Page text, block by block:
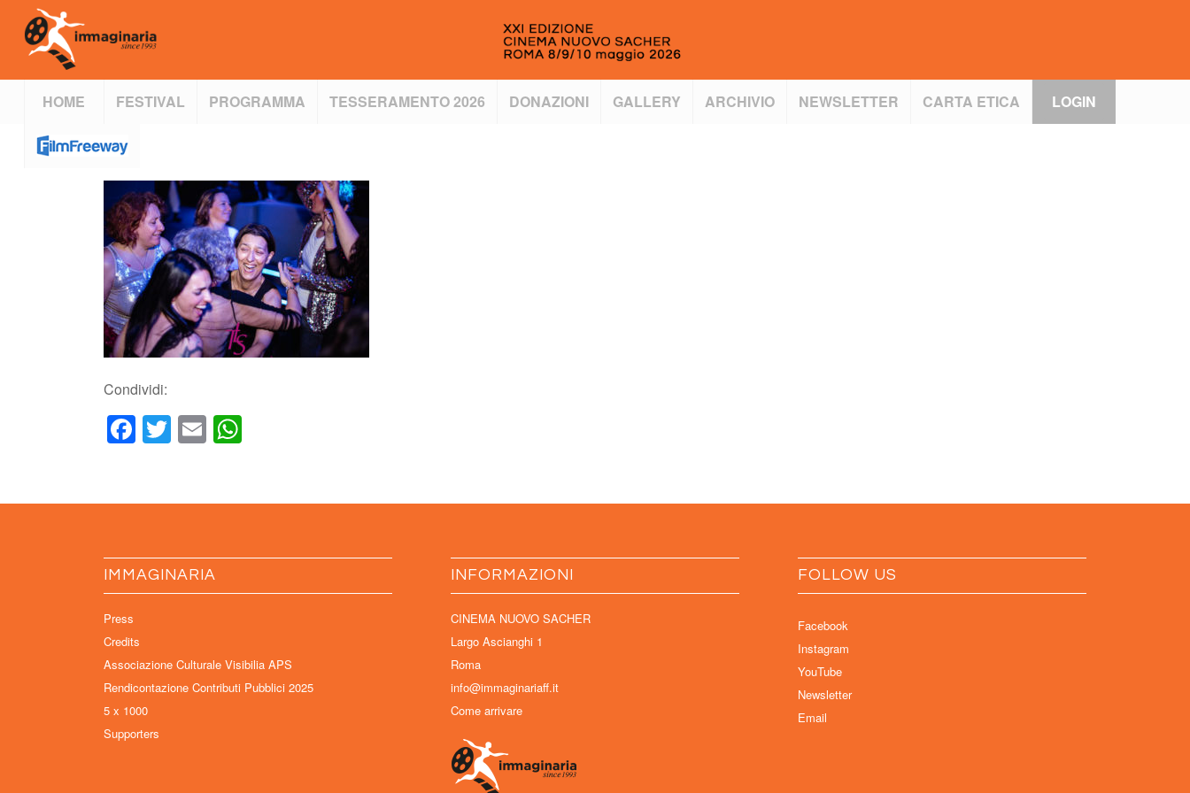
HOME FESTIVAL PROGRAMMA TESSERAMENTO 2026 DONAZIONI GALLERY ARCHIVIO NEWSLETTER CARTA ETICA LOGIN
Condividi:
Facebook
Twitter
Email
IMMAGINARIA
Press
Credits
Associazione Culturale Visibilia APS
Rendicontazione Contributi Pubblici 2025
5 x 1000
Supporters
INFORMAZIONI
CINEMA NUOVO SACHER
Largo Ascianghi 1
Roma
info@immaginariaff.it
Come arrivare
FOLLOW US
Facebook
Instagram
YouTube
Newsletter
Email